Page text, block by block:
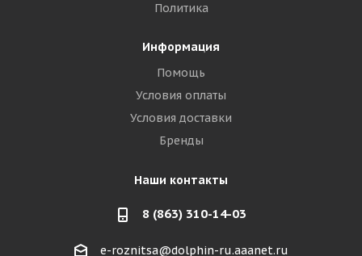
Политика
Информация
Помощь
Условия оплаты
Условия доставки
Бренды
Наши контакты
8 (863) 310-14-03
e-roznitsa@dolphin-ru.aaanet.ru